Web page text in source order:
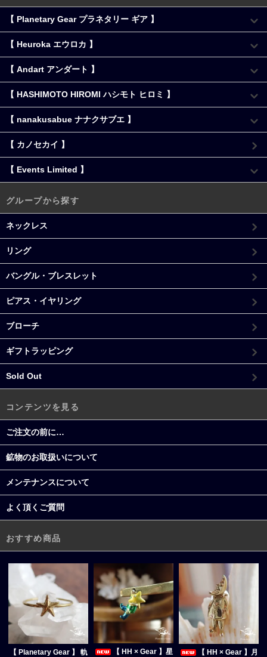
【 Planetary Gear プラネタリー ギア 】
【 Heuroka エウロカ 】
【 Andart アンダート 】
【 HASHIMOTO HIROMI ハシモト ヒロミ 】
【 nanakusabue ナナクサブエ 】
【 カノセカイ 】
【 Events Limited 】
グループから探す
ネックレス
リング
バングル・ブレスレット
ピアス・イヤリング
ブローチ
ギフトラッピング
Sold Out
コンテンツを見る
ご注文の前に…
鉱物のお取扱いについて
メンテナンスについて
よく頂くご質問
おすすめ商品
【 Planetary Gear 】 軌
【 HH × Gear 】星
【 HH × Gear 】月